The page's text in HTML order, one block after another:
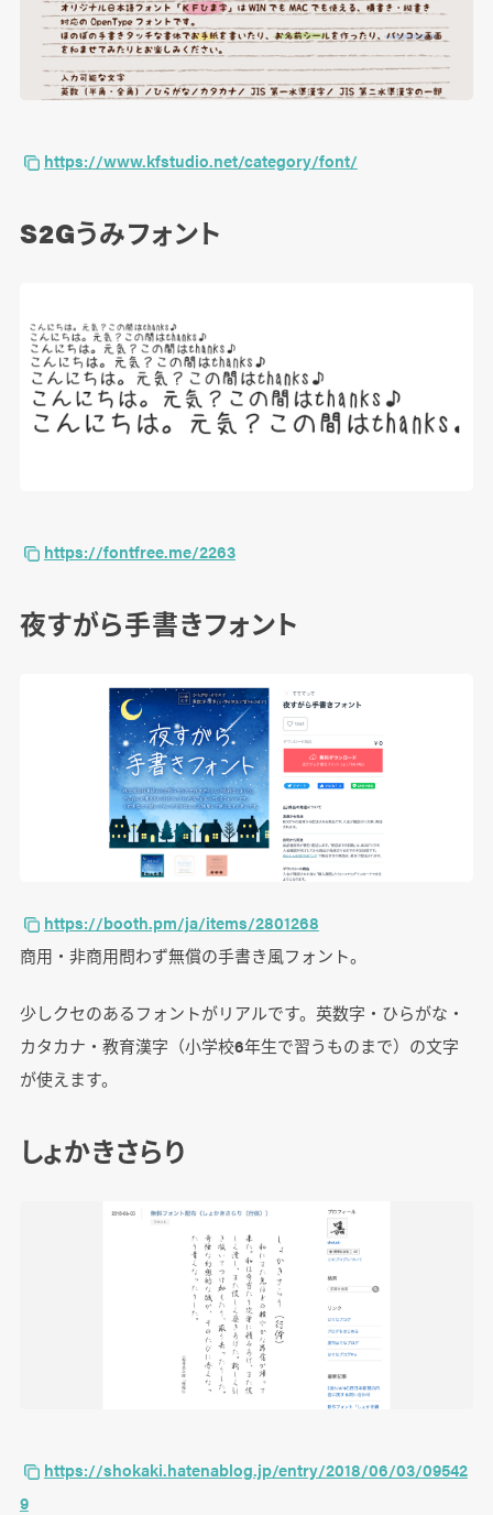
https://www.kfstudio.net/category/font/
S2Gうみフォント
https://fontfree.me/2263
夜すがら手書きフォント
https://booth.pm/ja/items/2801268
商用・非商用問わず無償の手書き風フォント。
少しクセのあるフォントがリアルです。英数字・ひらがな・
カタカナ・教育漢字（小学校6年生で習うものまで）の文字
が使えます。
しょかきさらり
https://shokaki.hatenablog.jp/entry/2018/06/03/09542
9